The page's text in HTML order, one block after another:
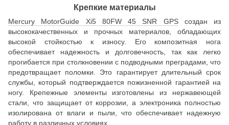
Крепкие материалы
Mercury MotorGuide Xi5 80FW 45 SNR GPS
создан из
высококачественных и прочных материалов, обладающих
высокой стойкостью к износу. Его композитная нога
обеспечивает надежность и долговечность, так как легко
прогибается при столкновении с подводными преградами, что
предотвращает поломки. Это гарантирует длительный срок
службы, который подтверждается пожизненной гарантией на
ногу. Крепежные элементы изготовлены из нержавеющей
стали, что защищает от коррозии, а электроника полностью
изолирована от влаги и пыли, что обеспечивает надежную
работу в различных условиях.